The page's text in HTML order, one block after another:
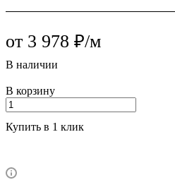
от 3 978 ₽/м
В наличии
В корзину
Купить в 1 клик